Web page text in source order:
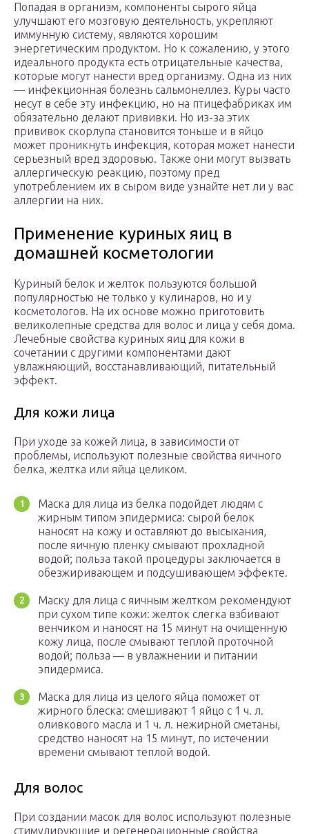
Попадая в организм, компоненты сырого яйца
улучшают его мозговую деятельность, укрепляют
иммунную систему, являются хорошим
энергетическим продуктом. Но к сожалению, у этого
идеального продукта есть отрицательные качества,
которые могут нанести вред организму. Одна из них
— инфекционная болезнь сальмонеллез. Куры часто
несут в себе эту инфекцию, но на птицефабриках им
обязательно делают прививки. Но из-за этих
прививок скорлупа становится тоньше и в яйцо
может проникнуть инфекция, которая может нанести
серьезный вред здоровью. Также они могут вызвать
аллергическую реакцию, поэтому пред
употреблением их в сыром виде узнайте нет ли у вас
аллергии на них.
Применение куриных яиц в
домашней косметологии
Куриный белок и желток пользуются большой
популярностью не только у кулинаров, но и у
косметологов. На их основе можно приготовить
великолепные средства для волос и лица у себя дома.
Лечебные свойства куриных яиц для кожи в
сочетании с другими компонентами дают
увлажняющий, восстанавливающий, питательный
эффект.
Для кожи лица
При уходе за кожей лица, в зависимости от
проблемы, используют полезные свойства яичного
белка, желтка или яйца целиком.
Маска для лица из белка подойдет людям с
жирным типом эпидермиса: сырой белок
наносят на кожу и оставляют до высыхания,
после яичную пленку смывают прохладной
водой; польза такой процедуры заключается в
обезжиривающем и подсушивающем эффекте.
Маску для лица с яичным желтком рекомендуют
при сухом типе кожи: желток слегка взбивают
венчиком и наносят на 15 минут на очищенную
кожу лица, после смывают теплой проточной
водой; польза — в увлажнении и питании
эпидермиса.
Маска для лица из целого яйца поможет от
жирного блеска: смешивают 1 яйцо с 1 ч. л.
оливкового масла и 1 ч. л. нежирной сметаны,
средство наносят на 15 минут, по истечении
времени смывают теплой водой.
Для волос
При создании масок для волос используют полезные
стимулирующие и регенерационные свойства